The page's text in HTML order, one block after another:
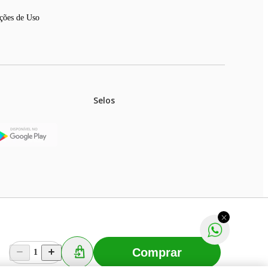
1 Comprar
de Uso
Selos
prévio. Fast Shop S. A. CNPJ: 43.708.379/0001-
Selecionar os Cookies